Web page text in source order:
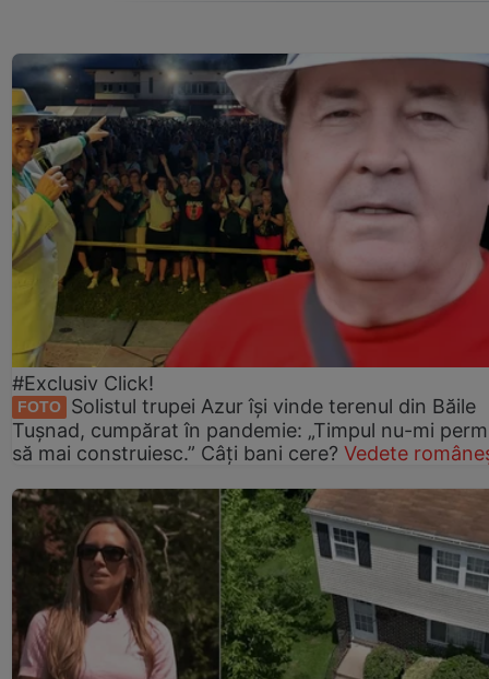
#Exclusiv Click!
FOTO
Solistul trupei Azur își vinde terenul din Băile
Tușnad, cumpărat în pandemie: „Timpul nu-mi
să mai construiesc.” Câți bani cere? Vedete